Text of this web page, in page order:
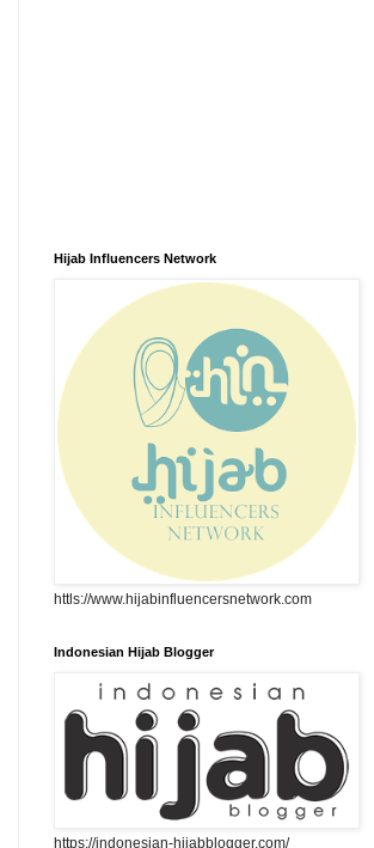
Hijab Influencers Network
httls://www.hijabinfluencersnetwork.com
Indonesian Hijab Blogger
https://indonesian-hijabblogger.com/